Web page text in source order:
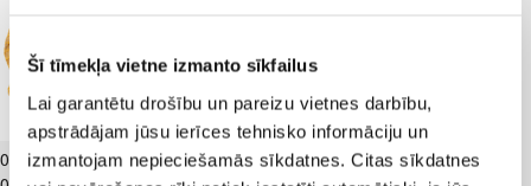
Šī tīmekļa vietne izmanto sīkfailus
Lai garantētu drošību un pareizu vietnes darbību,
apstrādājam jūsu ierīces tehnisko informāciju un
izmantojam nepieciešamās sīkdatnes. Citas sīkdatnes
Kartupeļi JAUNIE dzeltenie fas. kg
0
69€